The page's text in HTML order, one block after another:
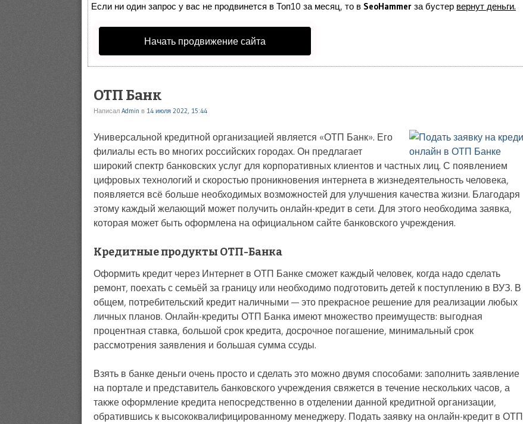
Если ни один запрос у вас не продвинется в Топ10 за месяц, то в SeoHammer за бустер вернут деньги.
Начать продвижение сайта
ОТП Банк
Написал Admin в 14 июля 2022, 15:44
Универсальной кредитной организацией является «ОТП Банк». Его
филиалы есть во многих российских городах. Он предлагает
широкий спектр банковских услуг для корпоративных клиентов и частных лиц. С появлением
цифровых технологий и скоростью проникновения интернета в жизнедеятельность человека,
появляется всё больше необходимых возможностей для улучшения качества жизни. Благодаря
этому каждый желающий может получить онлайн-кредит в сети. Для этого необходима заявка,
которая может быть оформлена на официальном сайте банковского учреждения.
Кредитные продукты ОТП-Банка
Оформить кредит через Интернет в ОТП Банке сможет каждый человек, когда надо сделать
ремонт, поехать с семьёй за границу или необходимо подготовить детей к поступлению в ВУЗ. В
общем, потребительский кредит наличными — это прекрасное решение для реализации любых
личных планов. Онлайн-кредиты ОТП Банка имеют множество преимуществ: выгодная
процентная ставка, большой срок кредита, досрочное погашение, минимальный срок
рассмотрения заявления и большая сумма ссуды.
Взять в банке деньги очень просто и сделать это можно двумя способами: заполнить заявление
на портале и представитель банковского учреждения свяжется в течение нескольких часов, а
также оформление кредита непосредственно в отделении данной кредитной организации,
обратившись к высококвалифицированному менеджеру. Подать заявку на онлайн-кредит в ОТП